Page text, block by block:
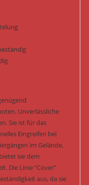
Unverlässliche
Sie ist für das
Eingreifen bei
im Gelände,
sie dem
Die Linie “Cover”
aus, da sie